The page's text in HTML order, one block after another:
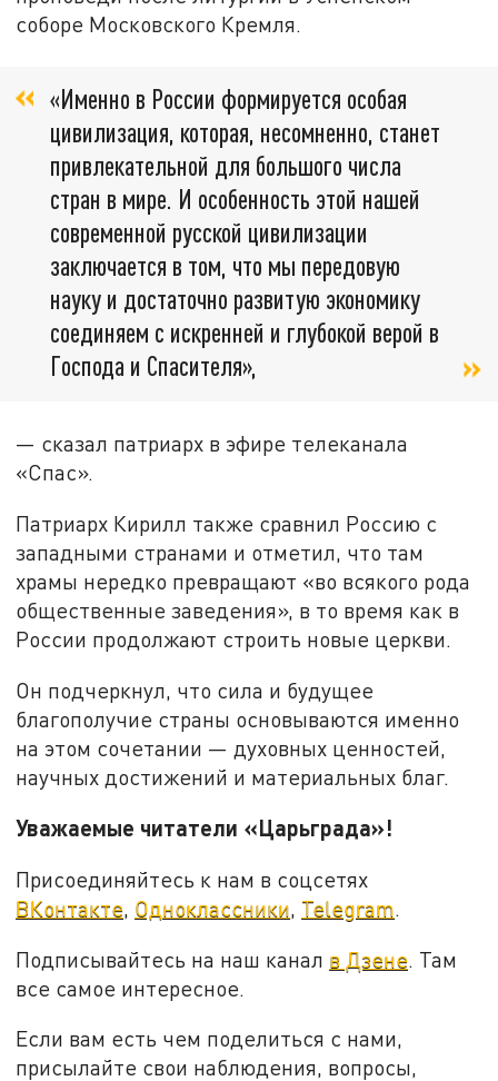
соборе Московского Кремля.
«Именно в России формируется особая
цивилизация, которая, несомненно, станет
привлекательной для большого числа
стран в мире. И особенность этой нашей
современной русской цивилизации
заключается в том, что мы передовую
науку и достаточно развитую экономику
соединяем с искренней и глубокой верой в
Господа и Спасителя»,
— сказал патриарх в эфире телеканала
«Спас».
Патриарх Кирилл также сравнил Россию с
западными странами и отметил, что там
храмы нередко превращают «во всякого рода
общественные заведения», в то время как в
России продолжают строить новые церкви.
Он подчеркнул, что сила и будущее
благополучие страны основываются именно
на этом сочетании — духовных ценностей,
научных достижений и материальных благ.
Уважаемые читатели «Царьграда»!
Присоединяйтесь к нам в соцсетях
ВКонтакте, Одноклассники, Telegram.
Подписывайтесь на наш канал в Дзене. Там
все самое интересное.
Если вам есть чем поделиться с нами,
присылайте свои наблюдения, вопросы,